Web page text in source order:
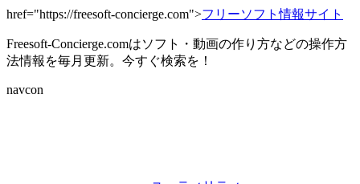
href="https://freesoft-concierge.com">フリーソフト情報サイト
Freesoft-Concierge.comはソフト・動画の作り方などの操作方
法情報を毎月更新。今すぐ検索を！
navcon